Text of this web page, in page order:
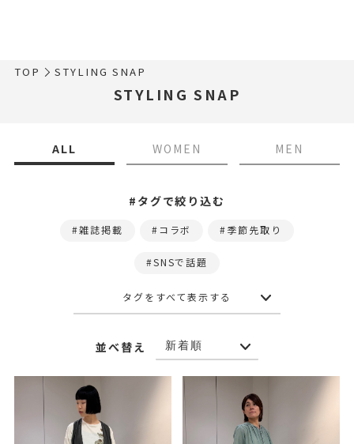
TOP STYLING SNAP
STYLING SNAP
ALL WOMEN MEN
#タグで絞り込む
雑誌掲載 コラボ 季節先取り
SNSで話題
タグをすべて表示する
並べ替え